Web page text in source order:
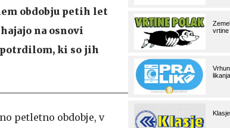
obdobju petih let
na osnovi
ki so jih
petletno obdobje, v